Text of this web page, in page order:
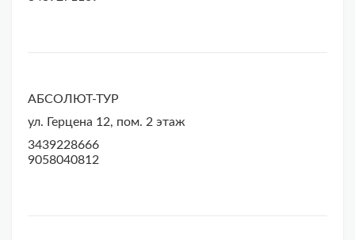
АБСОЛЮТ-ТУР
ул. Герцена 12, пом. 2 этаж
3439228666
9058040812